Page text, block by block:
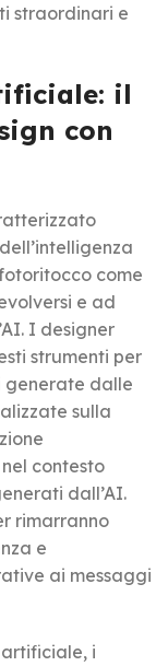
straordinari e
il
con
come
e ad
I designer
strumenti per
generate dalle
sulla
contesto
dall’AI.
rimarranno
e
ai messaggi
artificiale, i